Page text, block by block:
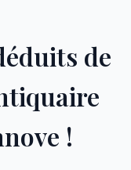
de
!